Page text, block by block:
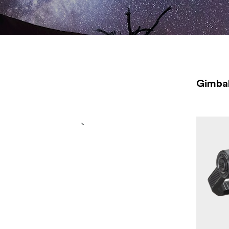
płynne nagranie w ruchu. W naszym asortymencie
gimbali znajdziesz wysokiej jakości produkty jednego z
najlepszych producentów takiego sprzętu — firmy <a